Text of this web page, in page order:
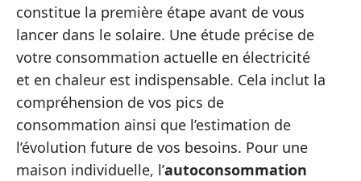
constitue la première étape avant de vous
lancer dans le solaire. Une étude précise de
votre consommation actuelle en électricité
et en chaleur est indispensable. Cela inclut la
compréhension de vos pics de
consommation ainsi que l’estimation de
l’évolution future de vos besoins. Pour une
maison individuelle, l’autoconsommation